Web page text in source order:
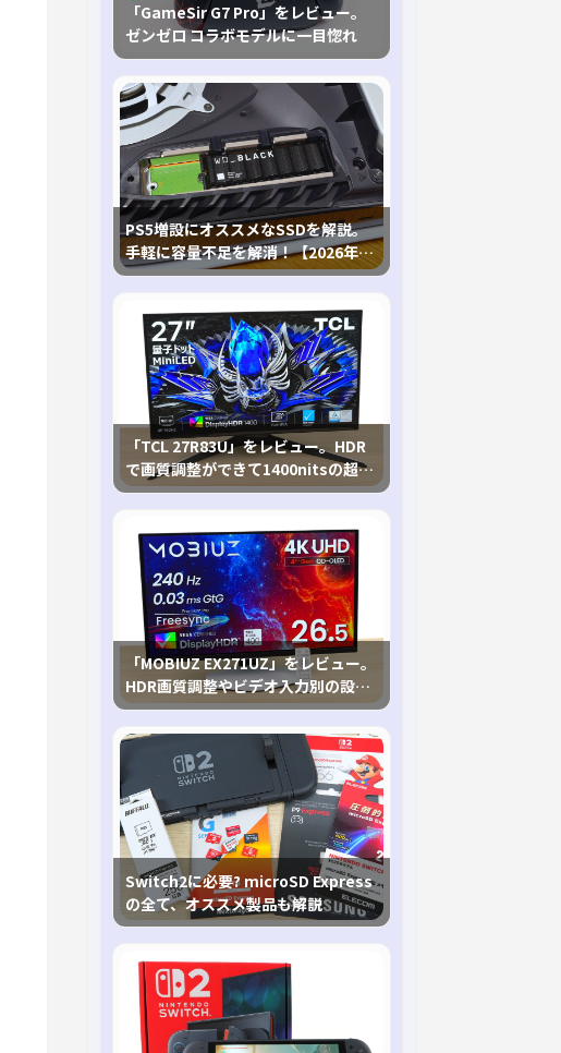
「GameSir G7 Pro」をレビュー。
ゼンゼロ コラボモデルに一目惚れ
PS5増設にオススメなSSDを解説。
手軽に容量不足を解消！【2026年最
新、PS5 Proにも対応】
「TCL 27R83U」をレビュー。HDR
で画質調整ができて1400nitsの超高
輝度も発揮！
「MOBIUZ EX271UZ」をレビュー。
HDR画質調整やビデオ入力別の設定
が可能な4K有機ELゲーミングモニタ
を徹底検証
Switch2に必要? microSD Express
の全て、オススメ製品も解説